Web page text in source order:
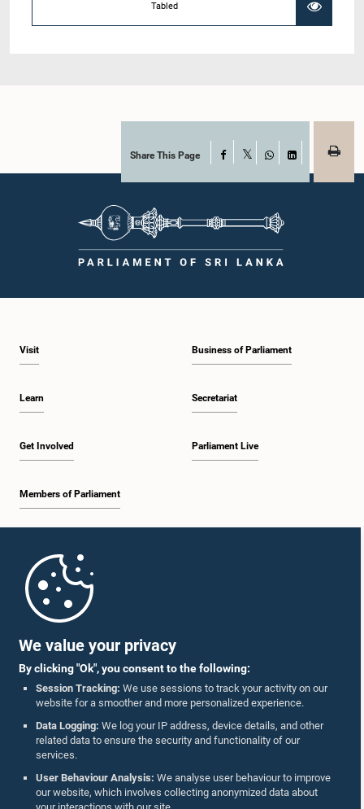
We value your privacy
By clicking "Ok", you consent to the following:
Session Tracking: We use sessions to track your activity on our
website for a smoother and more personalized experience.
Data Logging: We log your IP address, device details, and other
related data to ensure the security and functionality of our
services.
User Behaviour Analysis: We analyse user behaviour to improve
our website, which involves collecting anonymized data about
Tabled
Share This Page Facebook
WhatsAppLinkedIn
Visit
Learn
Get Involved
Members of Parliament
Business of Parliament
Secretariat
Parliament Live
Parliament Mobile App
Follow Us On :
Accolades
Privacy Policy